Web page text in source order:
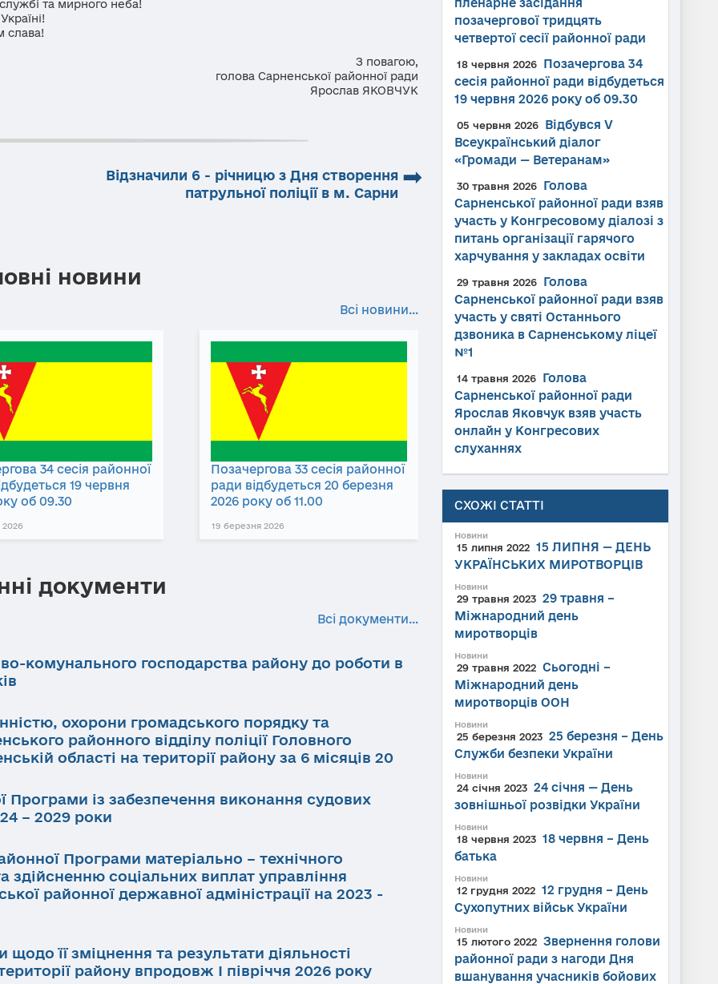
службі та мирного неба!
З повагою,
голова Сарненської районної ради
Ярослав ЯКОВЧУК
➡
Відзначили 6 - річницю з Дня створення
патрульної поліції в м. Сарни
новини
Всі новини...
34 сесія районної
19 червня
об 09.30
2026
Позачергова 33 сесія районної
ради відбудеться 20 березня
2026 року об 11.00
19 березня 2026
документи
Всі документи...
комунального господарства району до роботи в
охорони громадського порядку та
районного відділу поліції Головного
області на території району за 6 місяців 20
Програми із забезпечення виконання судових
– 2029 роки
Програми матеріально – технічного
здійсненню соціальних виплат управління
районної державної адміністрації на 2023 -
її зміцнення та результати діяльності
району впродовж І півріччя 2026 року
пленарне засідання
позачергової тридцять
четвертої сесії районної ради
18 червня 2026
Позачергова 34
сесія районної ради відбудеться
19 червня 2026 року об 09.30
05 червня 2026
Відбувся V
Всеукраїнський діалог
«Громади — Ветеранам»
30 травня 2026
Голова
Сарненської районної ради взяв
участь у Конгресовому діалозі з
питань організації гарячого
харчування у закладах освіти
29 травня 2026
Голова
Сарненської районної ради взяв
участь у святі Останнього
дзвоника в Сарненському ліцеї
№1
14 травня 2026
Голова
Сарненської районної ради
Ярослав Яковчук взяв участь
онлайн у Конгресових
слуханнях
СХОЖІ СТАТТІ
Новини
15 липня 2022
15 ЛИПНЯ — ДЕНЬ
УКРАЇНСЬКИХ МИРОТВОРЦІВ
Новини
29 травня 2023
29 травня –
Міжнародний день
миротворців
Новини
29 травня 2022
Сьогодні –
Міжнародний день
миротворців ООН
Новини
25 березня 2023
25 березня – День
Служби безпеки України
Новини
24 січня 2023
24 січня — День
зовнішньої розвідки України
Новини
18 червня 2023
18 червня – День
батька
Новини
12 грудня 2022
12 грудня – День
Сухопутних військ України
Новини
15 лютого 2022
Звернення голови
районної ради з нагоди Дня
вшанування учасників бойових